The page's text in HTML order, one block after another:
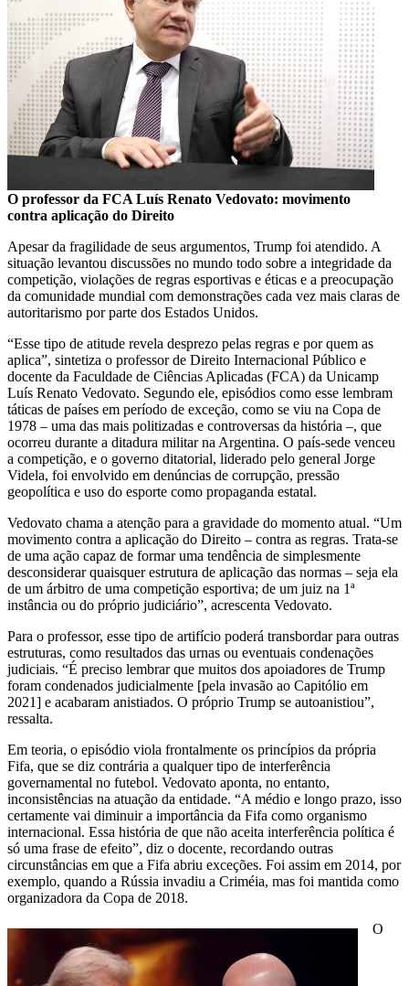
O professor da FCA Luís Renato Vedovato: movimento
contra aplicação do Direito
Apesar da fragilidade de seus argumentos, Trump foi atendido. A
situação levantou discussões no mundo todo sobre a integridade da
competição, violações de regras esportivas e éticas e a preocupação
da comunidade mundial com demonstrações cada vez mais claras de
autoritarismo por parte dos Estados Unidos.
“Esse tipo de atitude revela desprezo pelas regras e por quem as
aplica”, sintetiza o professor de Direito Internacional Público e
docente da Faculdade de Ciências Aplicadas (FCA) da Unicamp
Luís Renato Vedovato. Segundo ele, episódios como esse lembram
táticas de países em período de exceção, como se viu na Copa de
1978 – uma das mais politizadas e controversas da história –, que
ocorreu durante a ditadura militar na Argentina. O país-sede venceu
a competição, e o governo ditatorial, liderado pelo general Jorge
Videla, foi envolvido em denúncias de corrupção, pressão
geopolítica e uso do esporte como propaganda estatal.
Vedovato chama a atenção para a gravidade do momento atual. “Um
movimento contra a aplicação do Direito – contra as regras. Trata-se
de uma ação capaz de formar uma tendência de simplesmente
desconsiderar quaisquer estrutura de aplicação das normas – seja ela
de um árbitro de uma competição esportiva; de um juiz na 1ª
instância ou do próprio judiciário”, acrescenta Vedovato.
Para o professor, esse tipo de artifício poderá transbordar para outras
estruturas, como resultados das urnas ou eventuais condenações
judiciais. “É preciso lembrar que muitos dos apoiadores de Trump
foram condenados judicialmente [pela invasão ao Capitólio em
2021] e acabaram anistiados. O próprio Trump se autoanistiou”,
ressalta.
Em teoria, o episódio viola frontalmente os princípios da própria
Fifa, que se diz contrária a qualquer tipo de interferência
governamental no futebol. Vedovato aponta, no entanto,
inconsistências na atuação da entidade. “A médio e longo prazo, isso
certamente vai diminuir a importância da Fifa como organismo
internacional. Essa história de que não aceita interferência política é
só uma frase de efeito”, diz o docente, recordando outras
circunstâncias em que a Fifa abriu exceções. Foi assim em 2014, por
exemplo, quando a Rússia invadiu a Criméia, mas foi mantida como
organizadora da Copa de 2018.
O